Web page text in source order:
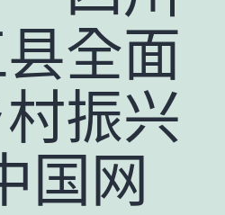
全面
振兴
国网